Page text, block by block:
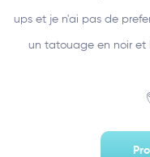
ups et je n'ai pas de
un tatouage en noir et